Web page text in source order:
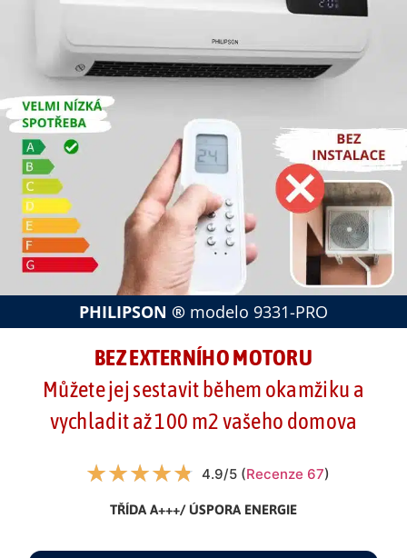
PHILIPSON ® modelo 9331-PRO
BEZ EXTERNÍHO MOTORU
Můžete jej sestavit během okamžiku a
vychladit až 100 m2 vašeho domova
★★★★★ 4.9/5 (Recenze 67)
TŘÍDA A+++/ ÚSPORA ENERGIE